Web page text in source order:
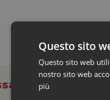
in Basilicata
Questo sito
Questo sito web
nostro sito web
più